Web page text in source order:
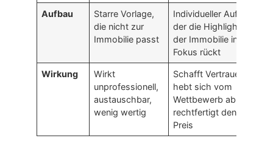
Aufbau
Starre Vorlage,
die nicht zur
Immobilie passt
Individueller Aufbau,
der die Highlights
der Immobilie in den
Fokus rückt
Wirkung
Wirkt
unprofessionell,
austauschbar,
wenig wertig
Schafft Vertrauen,
hebt sich vom
Wettbewerb ab,
rechtfertigt den
Preis